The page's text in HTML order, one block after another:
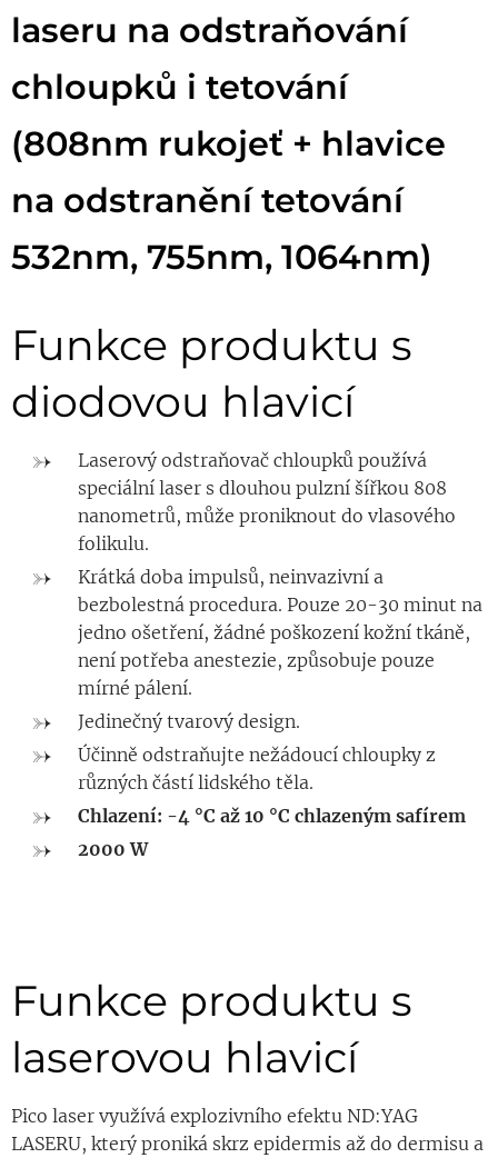
laseru na odstraňování
chloupků i tetování
(808nm rukojeť + hlavice
na odstranění tetování
532nm, 755nm, 1064nm)
Funkce produktu s
diodovou hlavicí
Laserový odstraňovač chloupků používá
speciální laser s dlouhou pulzní šířkou 808
nanometrů, může proniknout do vlasového
folikulu.
Krátká doba impulsů, neinvazivní a
bezbolestná procedura. Pouze 20-30 minut na
jedno ošetření, žádné poškození kožní tkáně,
není potřeba anestezie, způsobuje pouze
mírné pálení.
Jedinečný tvarový design.
Účinně odstraňujte nežádoucí chloupky z
různých částí lidského těla.
Chlazení: -4 °C až 10 °C chlazeným safírem
2000 W
Funkce produktu s
laserovou hlavicí
Pico laser využívá explozivního efektu ND:YAG
LASERU, který proniká skrz epidermis až do dermisu a